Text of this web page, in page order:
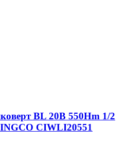
BL 20В 550Hm 1/2
CIWLI20551